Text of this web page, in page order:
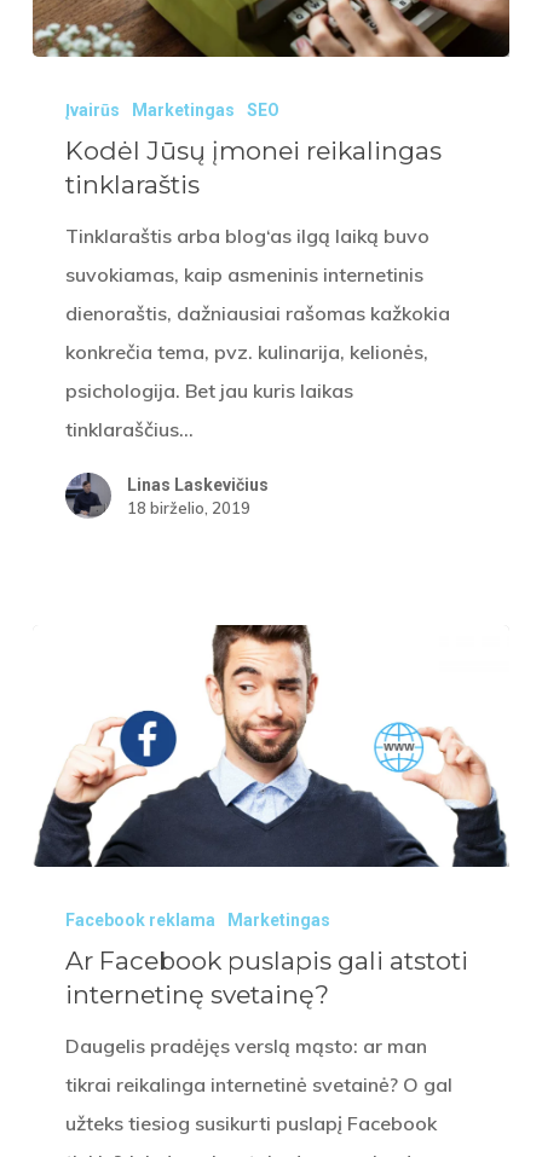
Jūsų
įmonei
reikalingas
tinklaraštis
Įvairūs Marketingas SEO
Kodėl Jūsų įmonei reikalingas
tinklaraštis
Tinklaraštis arba blog‘as ilgą laiką buvo
suvokiamas, kaip asmeninis internetinis
dienoraštis, dažniausiai rašomas kažkokia
konkrečia tema, pvz. kulinarija, kelionės,
psichologija. Bet jau kuris laikas
tinklaraščius…
Linas Laskevičius
18 birželio, 2019
Facebook
puslapis
atstoti
internetinę
svetainę?
Facebook reklama Marketingas
Ar Facebook puslapis gali atstoti
internetinę svetainę?
Daugelis pradėjęs verslą mąsto: ar man
tikrai reikalinga internetinė svetainė? O gal
užteks tiesiog susikurti puslapį Facebook